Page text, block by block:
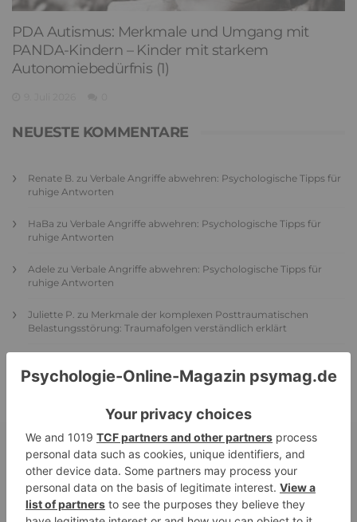
PDA Autismus: Merkmale und Umgang mit
PANDA-Kindern – Kinder mit starkem
Autonomiebedürfnis (1)
NEUESTE KOMMENTARE
Renate B. zu Verbale Angriffe abwehren: Psychologische Tipps für
ruhige Antworten
HaBa zu Verbale Angriffe abwehren: Psychologische Tipps für
ruhige Antworten
Adele zu Verbale Angriffe abwehren: Psychologische Tipps für
ruhige Antworten
Juliette P. zu Merkmale der komplexen Posttraumatischen
Belastungsstörung: Traumafolgen verständlich erklärt
vermutlich aus – Narzisstisch geprägte Kindheit (1)
DIE BELIEBTESTEN ARTIKEL